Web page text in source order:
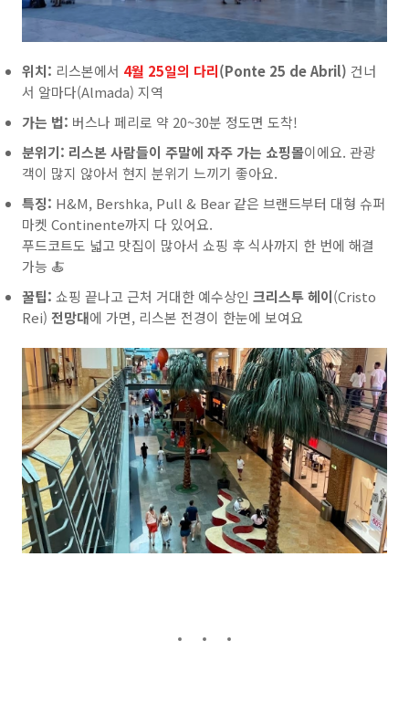
위치: 리스본에서 4월 25일의 다리(Ponte 25 de Abril) 건너
서 알마다(Almada) 지역
가는 법: 버스나 페리로 약 20~30분 정도면 도착!
분위기: 리스본 사람들이 주말에 자주 가는 쇼핑몰이에요. 관광
객이 많지 않아서 현지 분위기 느끼기 좋아요.
특징: H&M, Bershka, Pull & Bear 같은 브랜드부터 대형 슈퍼
마켓 Continente까지 다 있어요.
푸드코트도 넓고 맛집이 많아서 쇼핑 후 식사까지 한 번에 해결
가능 🍝
꿀팁: 쇼핑 끝나고 근처 거대한 예수상인 크리스투 헤이(Cristo
Rei) 전망대에 가면, 리스본 전경이 한눈에 보여요